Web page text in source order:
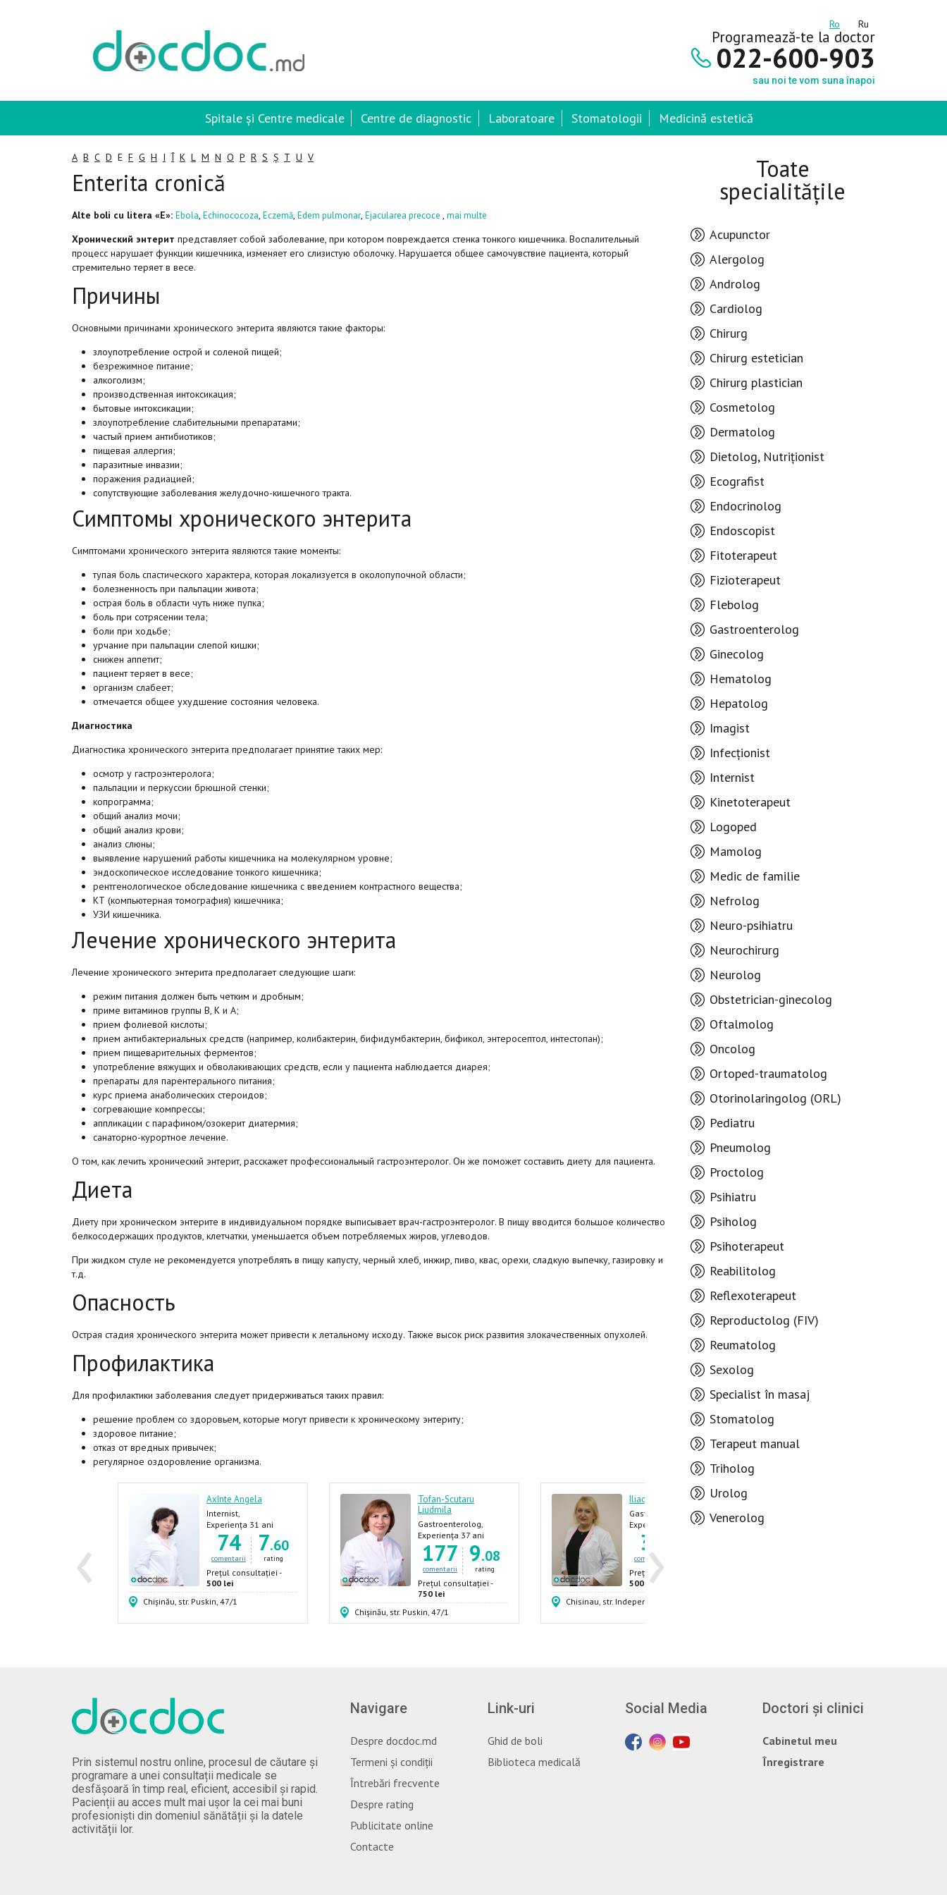
Ro Ru
Programează-te la doctor
022-600-903
sau noi te vom suna înapoi
Spitale și Centre medicale Centre de diagnostic Laboratoare Stomatologii Medicină estetică
A B C D E F G H I Î K L M N O P R S Ș T U V
Enterita cronică
Alte boli cu litera «E»: Ebola, Echinococoza, Eczemă, Edem pulmonar, Ejacularea precoce , mai multe
Хронический энтерит представляет собой заболевание, при котором повреждается стенка тонкого кишечника. Воспалительный
процесс нарушает функции кишечника, изменяет его слизистую оболочку. Нарушается общее самочувствие пациента, который
стремительно теряет в весе.
Причины
Основными причинами хронического энтерита являются такие факторы:
злоупотребление острой и соленой пищей;
безрежимное питание;
алкоголизм;
производственная интоксикация;
бытовые интоксикации;
злоупотребление слабительными препаратами;
частый прием антибиотиков;
пищевая аллергия;
паразитные инвазии;
поражения радиацией;
сопутствующие заболевания желудочно-кишечного тракта.
Симптомы хронического энтерита
Симптомами хронического энтерита являются такие моменты:
тупая боль спастического характера, которая локализуется в околопупочной области;
болезненность при пальпации живота;
острая боль в области чуть ниже пупка;
боль при сотрясении тела;
боли при ходьбе;
урчание при пальпации слепой кишки;
снижен аппетит;
пациент теряет в весе;
организм слабеет;
отмечается общее ухудшение состояния человека.
Диагностика
Диагностика хронического энтерита предполагает принятие таких мер:
осмотр у гастроэнтеролога;
пальпации и перкуссии брюшной стенки;
копрограмма;
общий анализ мочи;
общий анализ крови;
анализ слюны;
выявление нарушений работы кишечника на молекулярном уровне;
эндоскопическое исследование тонкого кишечника;
рентгенологическое обследование кишечника с введением контрастного вещества;
КТ (компьютерная томография) кишечника;
УЗИ кишечника.
Лечение хронического энтерита
Лечение хронического энтерита предполагает следующие шаги:
режим питания должен быть четким и дробным;
приме витаминов группы В, К и А;
прием фолиевой кислоты;
прием антибактериальных средств (например, колибактерин, бифидумбактерин, бификол, энтеросептол, интестопан);
прием пищеварительных ферментов;
употребление вяжущих и обволакивающих средств, если у пациента наблюдается диарея;
препараты для парентерального питания;
курс приема анаболических стероидов;
согревающие компрессы;
аппликации с парафином/озокерит диатермия;
санаторно-курортное лечение.
О том, как лечить хронический энтерит, расскажет профессиональный гастроэнтеролог. Он же поможет составить диету для пациента.
Диета
Диету при хроническом энтерите в индивидуальном порядке выписывает врач-гастроэнтеролог. В пищу вводится большое количество
белкосодержащих продуктов, клетчатки, уменьшается объем потребляемых жиров, углеводов.
При жидком стуле не рекомендуется употреблять в пищу капусту, черный хлеб, инжир, пиво, квас, орехи, сладкую выпечку, газировку и
т.д.
Опасность
Острая стадия хронического энтерита может привести к летальному исходу. Также высок риск развития злокачественных опухолей.
Профилактика
Для профилактики заболевания следует придерживаться таких правил:
решение проблем со здоровьем, которые могут привести к хроническому энтериту;
здоровое питание;
отказ от вредных привычек;
регулярное оздоровление организма.
‹ ›
Axînte Angela
Internist,
Gastroenterolog
Experiența 31 ani
74
comentarii
7.60
rating
Prețul consultației -
500 lei
Chișinău, str. Puskin, 47/1
Tofan-Scutaru
Liudmila
Gastroenterolog,
Hepatolog
Experiența 37 ani
177
comentarii
9.08
rating
Prețul consultației -
750 lei
Chișinău, str. Puskin, 47/1
Iliadi Svetlana
Gastroenterolog
Experiența 45 ani
31
comentarii
Prețul consultației -
500 lei
Chisinau, str. Independenței, 54
Toate
specialitățile
Acupunctor
Alergolog
Androlog
Cardiolog
Chirurg
Chirurg estetician
Chirurg plastician
Cosmetolog
Dermatolog
Dietolog, Nutriționist
Ecografist
Endocrinolog
Endoscopist
Fitoterapeut
Fizioterapeut
Flebolog
Gastroenterolog
Ginecolog
Hematolog
Hepatolog
Imagist
Infecționist
Internist
Kinetoterapeut
Logoped
Mamolog
Medic de familie
Nefrolog
Neuro-psihiatru
Neurochirurg
Neurolog
Obstetrician-ginecolog
Oftalmolog
Oncolog
Ortoped-traumatolog
Otorinolaringolog (ORL)
Pediatru
Pneumolog
Proctolog
Psihiatru
Psiholog
Psihoterapeut
Reabilitolog
Reflexoterapeut
Reproductolog (FIV)
Reumatolog
Sexolog
Specialist în masaj
Stomatolog
Terapeut manual
Triholog
Urolog
Venerolog
Prin sistemul nostru online, procesul de căutare și
programare a unei consultații medicale se
desfășoară în timp real, eficient, accesibil și rapid.
Pacienții au acces mult mai ușor la cei mai buni
profesioniști din domeniul sănătății și la datele
activității lor.
Navigare
Despre docdoc.md
Termeni și condiții
Întrebări frecvente
Despre rating
Publicitate online
Contacte
Link-uri
Ghid de boli
Biblioteca medicală
Social Media Doctori și clinici
Cabinetul meu
Înregistrare